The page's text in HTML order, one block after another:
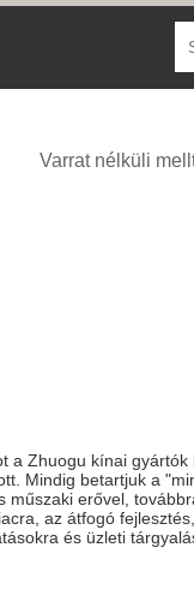
Varrat nélküli
Zhuogu kínai gyártók
Mindig betartjuk a
erővel,
az átfogó
és üzleti